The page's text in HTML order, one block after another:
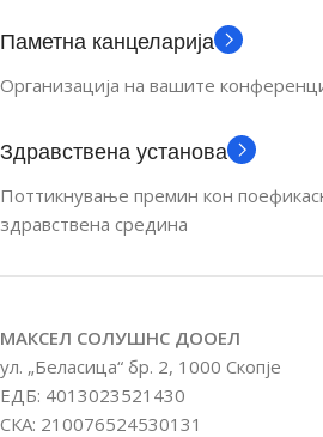
Бела,Црвена,Црна
CP312750
БАТЕРИЈА
Бела
Паметна канцеларија
Организација на вашите
Здравствена установа
Поттикнување премин кон
здравствена средина
МАКСЕЛ СОЛУШНС ДООЕЛ
ул. „Беласица“ бр. 2, 1000 Скопје
ЕДБ: 4013023521430
СКА: 210076524530131